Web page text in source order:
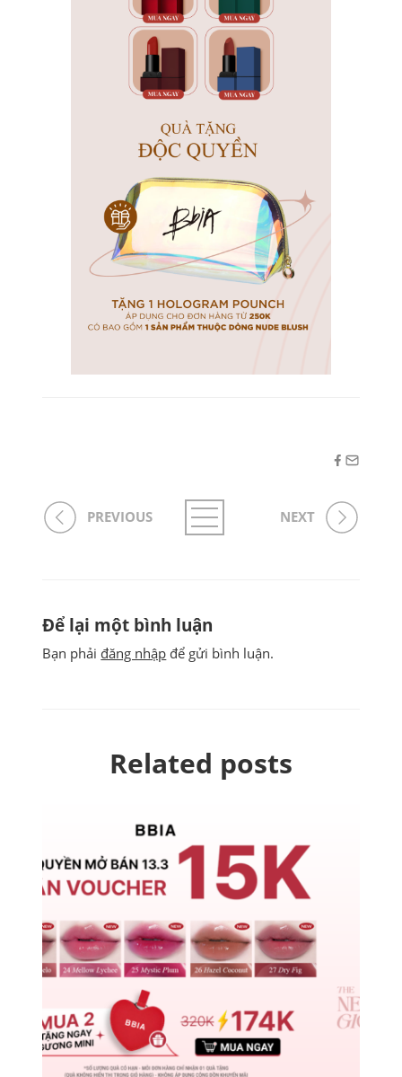
PREVIOUS NEXT
Để lại một bình luận
Bạn phải đăng nhập để gửi bình luận.
Related posts